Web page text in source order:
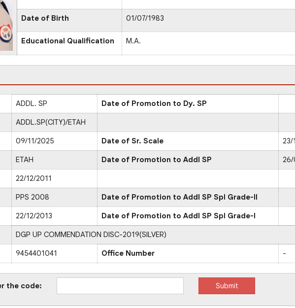
Date of Birth 01/07/1983
Educational Qualification M.A.
ADDL. SP Date of Promotion to Dy. SP
ADDL.SP(CITY)/ETAH
09/11/2025 Date of Sr. Scale 23/
ETAH Date of Promotion to Addl SP
22/12/2011
PPS 2008 Date of Promotion to Addl SP Spl Grade-II
22/12/2013 Date of Promotion to Addl SP Spl Grade-I
DGP UP COMMENDATION DISC-2019(SILVER)
9454401041 Office Number -
the code: